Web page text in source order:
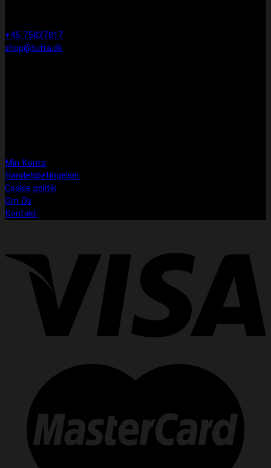
+45 75837817
shop@tufra.dk
Min Konto
Handelsbetingelser
Cookie politik
Om Os
Kontakt